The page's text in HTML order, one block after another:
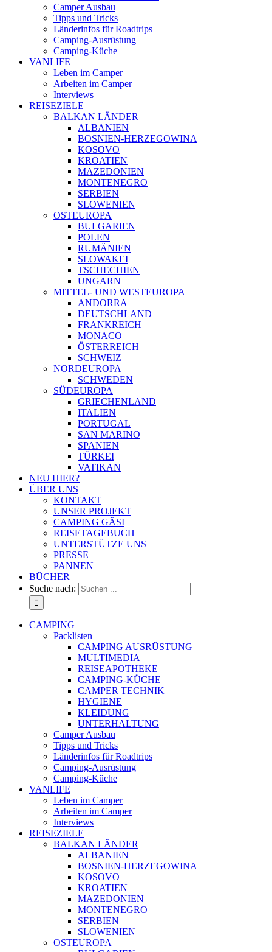
Camper Ausbau
Tipps und Tricks
Länderinfos für Roadtrips
Camping-Ausrüstung
Camping-Küche
VANLIFE
Leben im Camper
Arbeiten im Camper
Interviews
REISEZIELE
BALKAN LÄNDER
ALBANIEN
BOSNIEN-HERZEGOWINA
KOSOVO
KROATIEN
MAZEDONIEN
MONTENEGRO
SERBIEN
SLOWENIEN
OSTEUROPA
BULGARIEN
POLEN
RUMÄNIEN
SLOWAKEI
TSCHECHIEN
UNGARN
MITTEL- UND WESTEUROPA
ANDORRA
DEUTSCHLAND
FRANKREICH
MONACO
ÖSTERREICH
SCHWEIZ
NORDEUROPA
SCHWEDEN
SÜDEUROPA
GRIECHENLAND
ITALIEN
PORTUGAL
SAN MARINO
SPANIEN
TÜRKEI
VATIKAN
NEU HIER?
ÜBER UNS
KONTAKT
UNSER PROJEKT
CAMPING GÄSI
REISETAGEBUCH
UNTERSTÜTZE UNS
PRESSE
PANNEN
BÜCHER
Suche nach:
CAMPING
Packlisten
CAMPING AUSRÜSTUNG
MULTIMEDIA
REISEAPOTHEKE
CAMPING-KÜCHE
CAMPER TECHNIK
HYGIENE
KLEIDUNG
UNTERHALTUNG
Camper Ausbau
Tipps und Tricks
Länderinfos für Roadtrips
Camping-Ausrüstung
Camping-Küche
VANLIFE
Leben im Camper
Arbeiten im Camper
Interviews
REISEZIELE
BALKAN LÄNDER
ALBANIEN
BOSNIEN-HERZEGOWINA
KOSOVO
KROATIEN
MAZEDONIEN
MONTENEGRO
SERBIEN
SLOWENIEN
OSTEUROPA